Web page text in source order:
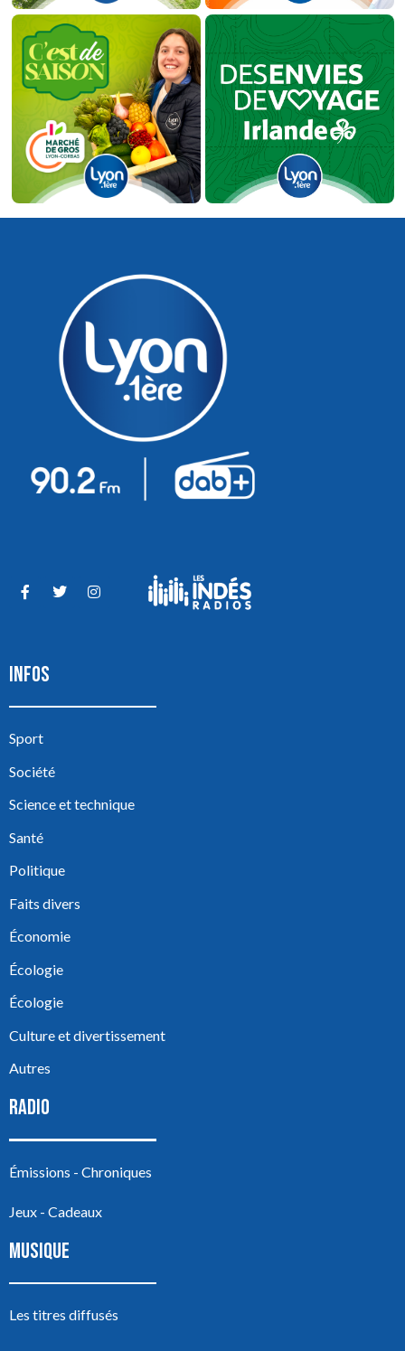
INFOS
Sport
Société
Science et technique
Santé
Politique
Faits divers
Économie
Écologie
Écologie
Culture et divertissement
Autres
RADIO
Émissions - Chroniques
Jeux - Cadeaux
MUSIQUE
Les titres diffusés